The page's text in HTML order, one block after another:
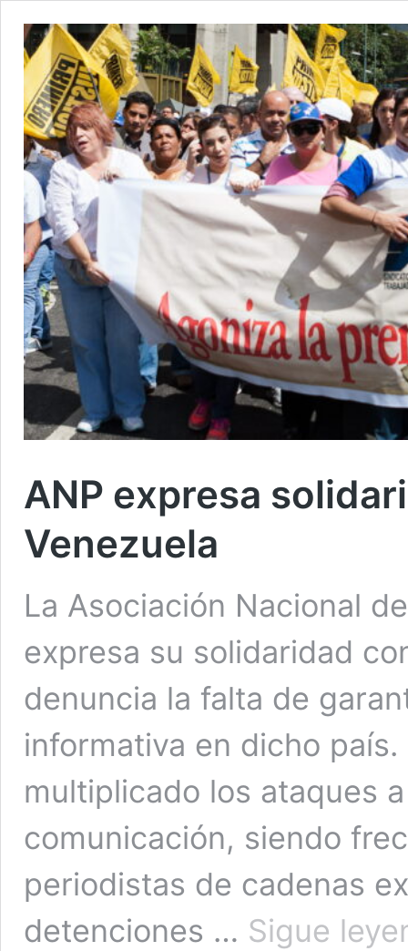
ANP expresa
Venezuela
La Asociación Nacional
expresa su solidaridad
denuncia la falta de
informativa en dicho
multiplicado los ataques
comunicación, siendo
periodistas de cadenas
detenciones … Sigue